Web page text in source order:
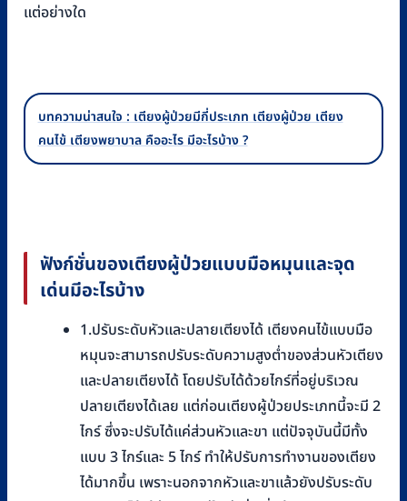
แต่อย่างใด
บทความน่าสนใจ : เตียงผู้ป่วยมีกี่ประเภท เตียงผู้ป่วย เตียง
คนไข้ เตียงพยาบาล คืออะไร มีอะไรบ้าง ?
ฟังก์ชั่นของเตียงผู้ป่วยแบบมือหมุนและจุด
เด่นมีอะไรบ้าง
1.ปรับระดับหัวและปลายเตียงได้ เตียงคนไข้แบบมือ
หมุนจะสามารถปรับระดับความสูงต่ำของส่วนหัวเตียง
และปลายเตียงได้ โดยปรับได้ด้วยไกร์ที่อยู่บริเวณ
ปลายเตียงได้เลย แต่ก่อนเตียงผู้ป่วยประเภทนี้จะมี 2
ไกร์ ซึ่งจะปรับได้แค่ส่วนหัวและขา แต่ปัจจุบันนี้มีทั้ง
แบบ 3 ไกร์และ 5 ไกร์ ทำให้ปรับการทำงานของเตียง
ได้มากขึ้น เพราะนอกจากหัวและขาแล้วยังปรับระดับ